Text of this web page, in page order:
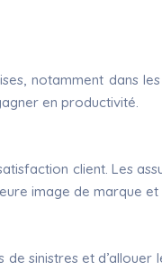
notamment dans
en productivité.
client. Les
image de marque
sinistres et